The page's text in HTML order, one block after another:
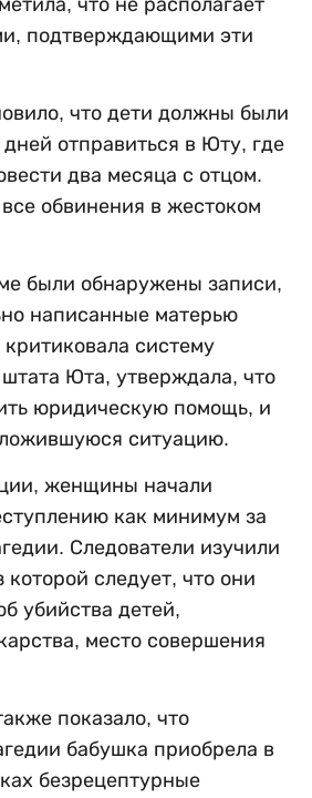
подтверждающими эти
что дети должны были
дней отправиться в Юту, где
два месяца с отцом.
обвинения в жестоком
были обнаружены записи,
написанные матерью
систему
Юта, утверждала, что
юридическую помощь, и
ситуацию.
женщины начали
как минимум за
Следователи изучили
которой следует, что они
убийства детей,
место совершения
показало, что
бабушка приобрела в
безрецептурные